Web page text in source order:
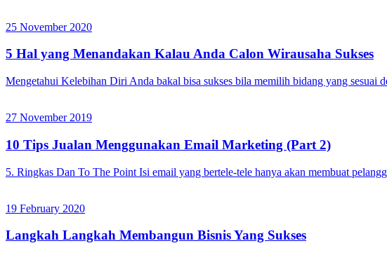
25 November 2020
5 Hal yang Menandakan Kalau Anda Calon Wirausaha Sukses
Mengetahui Kelebihan Diri Anda bakal bisa sukses bila memilih bidang yang
27 November 2019
10 Tips Jualan Menggunakan Email Marketing (Part 2)
5. Ringkas Dan To The Point Isi email yang bertele-tele hanya akan membuat
19 February 2020
Langkah Langkah Membangun Bisnis Yang Sukses